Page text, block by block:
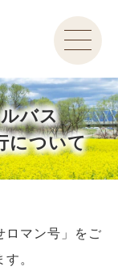
バス
について
ロマン号」をご
。